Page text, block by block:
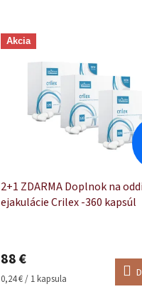
Akcia
2+1 ZDARMA Doplnok na
ejakulácie Crilex -360 kapsúl
88 €
Jednotková
0,24 € / 1 kapsula